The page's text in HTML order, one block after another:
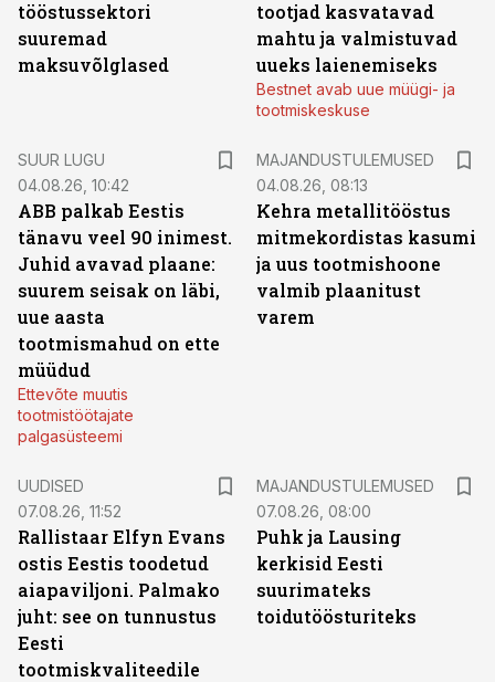
tööstussektori
suuremad
maksuvõlglased
tootjad kasvatavad
mahtu ja valmistuvad
uueks laienemiseks
Bestnet avab uue müügi- ja
tootmiskeskuse
SUUR LUGU
04.08.26, 10:42
ABB palkab Eestis
tänavu veel 90 inimest.
Juhid avavad plaane:
suurem seisak on läbi,
uue aasta
tootmismahud on ette
müüdud
Ettevõte muutis
tootmistöötajate
palgasüsteemi
MAJANDUSTULEMUSED
04.08.26, 08:13
Kehra metallitööstus
mitmekordistas kasumi
ja uus tootmishoone
valmib plaanitust
varem
UUDISED
07.08.26, 11:52
Rallistaar Elfyn Evans
ostis Eestis toodetud
aiapaviljoni. Palmako
juht: see on tunnustus
Eesti
tootmiskvaliteedile
MAJANDUSTULEMUSED
07.08.26, 08:00
Puhk ja Lausing
kerkisid Eesti
suurimateks
toidutöösturiteks